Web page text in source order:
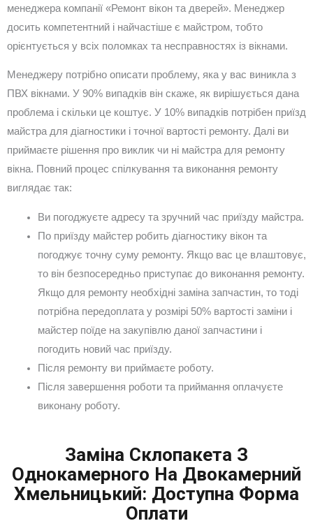
менеджера компанії «Ремонт вікон та дверей». Менеджер
досить компетентний і найчастіше є майстром, тобто
орієнтується у всіх поломках та несправностях із вікнами.
Менеджеру потрібно описати проблему, яка у вас виникла з
ПВХ вікнами. У 90% випадків він скаже, як вирішується дана
проблема і скільки це коштує. У 10% випадків потрібен приїзд
майстра для діагностики і точної вартості ремонту. Далі ви
приймаєте рішення про виклик чи ні майстра для ремонту
вікна. Повний процес спілкування та виконання ремонту
виглядає так:
Ви погоджуєте адресу та зручний час приїзду майстра.
По приїзду майстер робить діагностику вікон та
погоджує точну суму ремонту. Якщо вас це влаштовує,
то він безпосередньо приступає до виконання ремонту.
Якщо для ремонту необхідні заміна запчастин, то тоді
потрібна передоплата у розмірі 50% вартості заміни і
майстер поїде на закупівлю даної запчастини і
погодить новий час приїзду.
Після ремонту ви приймаєте роботу.
Після завершення роботи та приймання оплачуєте
виконану роботу.
Заміна Склопакета З
Однокамерного На Двокамерний
Хмельницький: Доступна Форма
Оплати